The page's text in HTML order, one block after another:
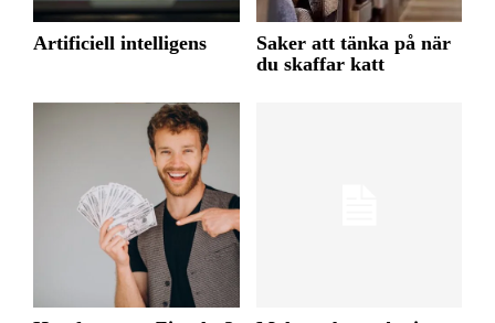
Artificiell intelligens
Saker att tänka på när
du skaffar katt